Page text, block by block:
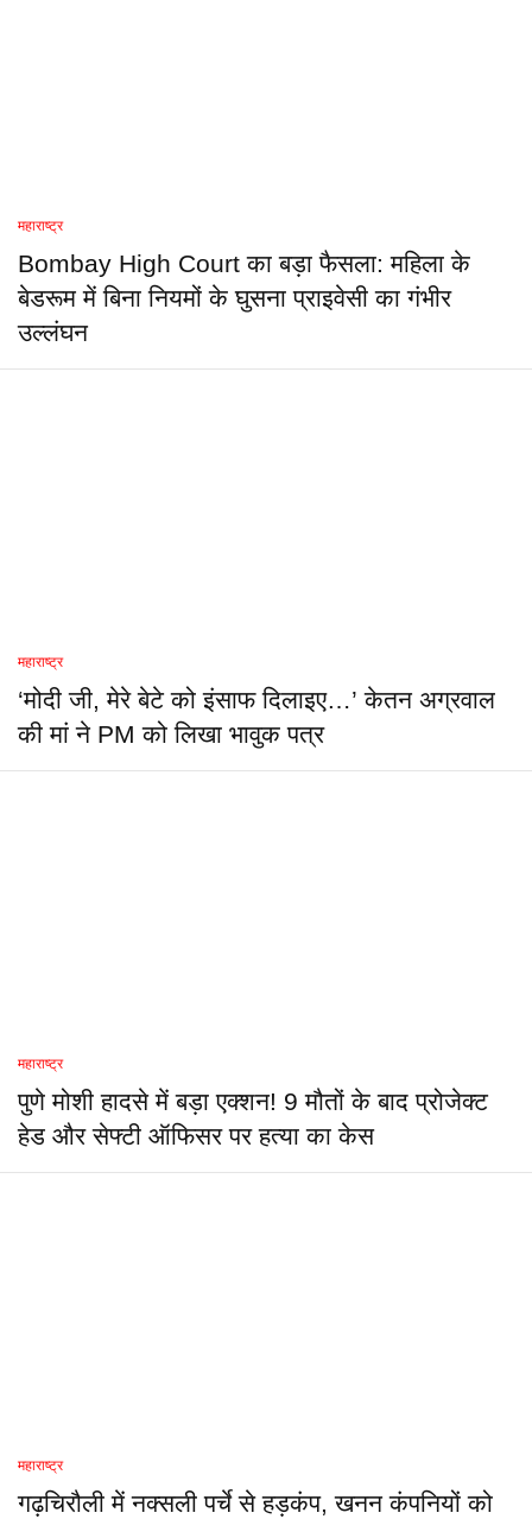
महाराष्ट्र
Bombay High Court का बड़ा फैसला: महिला के
बेडरूम में बिना नियमों के घुसना प्राइवेसी का गंभीर
उल्लंघन
महाराष्ट्र
‘मोदी जी, मेरे बेटे को इंसाफ दिलाइए…’ केतन अग्रवाल
की मां ने PM को लिखा भावुक पत्र
महाराष्ट्र
पुणे मोशी हादसे में बड़ा एक्शन! 9 मौतों के बाद प्रोजेक्ट
हेड और सेफ्टी ऑफिसर पर हत्या का केस
महाराष्ट्र
गढ़चिरौली में नक्सली पर्चे से हड़कंप, खनन कंपनियों को